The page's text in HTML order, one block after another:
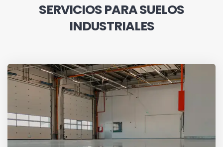
SERVICIOS PARA SUELOS
INDUSTRIALES